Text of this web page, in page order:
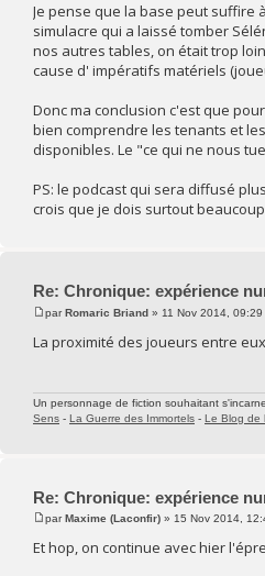
Je pense que la base peut suffire
simulacre qui a laissé tomber
nos autres tables, on était trop
cause d' impératifs matériels
Donc ma conclusion c'est que
bien comprendre les tenants et
disponibles. Le "ce qui ne nous
PS: le podcast qui sera diffusé
crois que je dois surtout
Re: Chronique: expérience
parRomaric Briand » 11 Nov 2014, 09:29
La proximité des joueurs entre
Un personnage de fiction souhaitant
Sens - La Guerre des Immortels - Le Blog de
Re: Chronique: expérience
parMaxime (Laconfir) » 15 Nov 2014,
Et hop, on continue avec hier